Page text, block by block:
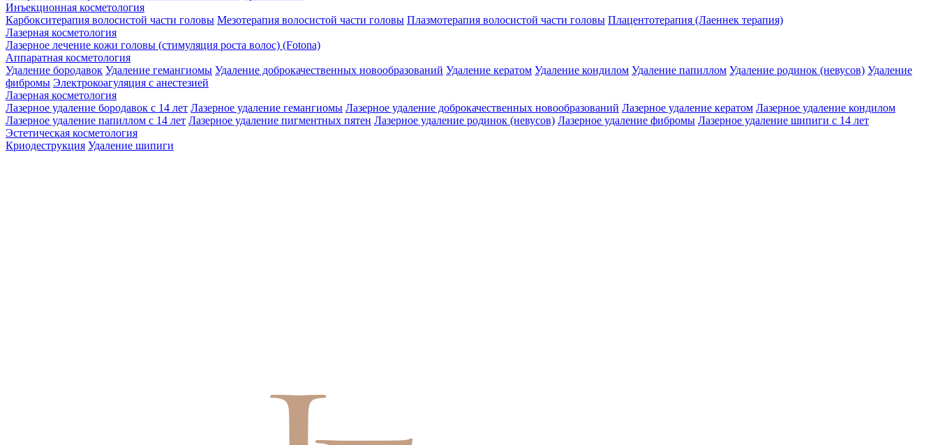
Инъекционная косметология
Карбокситерапия волосистой части головы Мезотерапия волосистой части головы Плазмотерапия волосистой части головы Плацентотерапия (Лаеннек терапия)
Лазерная косметология
Лазерное лечение кожи головы (стимуляция роста волос) (Fotona)
Аппаратная косметология
Удаление бородавок Удаление гемангиомы Удаление доброкачественных новообразований Удаление кератом Удаление кондилом Удаление папиллом Удаление родинок (невусов) Удаление
фибромы Электрокоагуляция с анестезией
Лазерная косметология
Лазерное удаление бородавок с 14 лет Лазерное удаление гемангиомы Лазерное удаление доброкачественных новообразований Лазерное удаление кератом Лазерное удаление кондилом
Лазерное удаление папиллом с 14 лет Лазерное удаление пигментных пятен Лазерное удаление родинок (невусов) Лазерное удаление фибромы Лазерное удаление шипиги с 14 лет
Эстетическая косметология
Криодеструкция Удаление шипиги